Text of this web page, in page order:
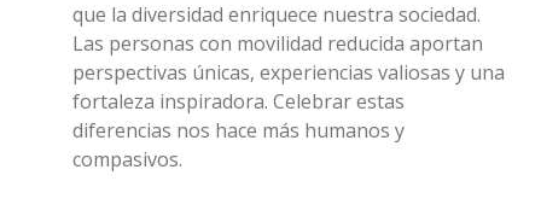
que la diversidad enriquece nuestra sociedad.
Las personas con movilidad reducida aportan
perspectivas únicas, experiencias valiosas y una
fortaleza inspiradora. Celebrar estas
diferencias nos hace más humanos y
compasivos.